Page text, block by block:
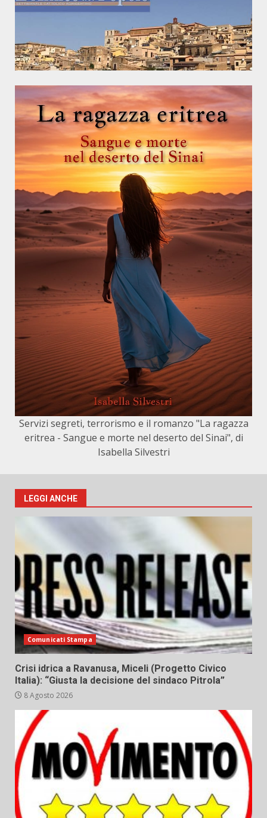
Servizi segreti, terrorismo e il romanzo "La ragazza
eritrea - Sangue e morte nel deserto del Sinai", di
Isabella Silvestri
LEGGI ANCHE
Comunicati Stampa
Crisi idrica a Ravanusa, Miceli (Progetto Civico
Italia): “Giusta la decisione del sindaco Pitrola”
8 Agosto 2026